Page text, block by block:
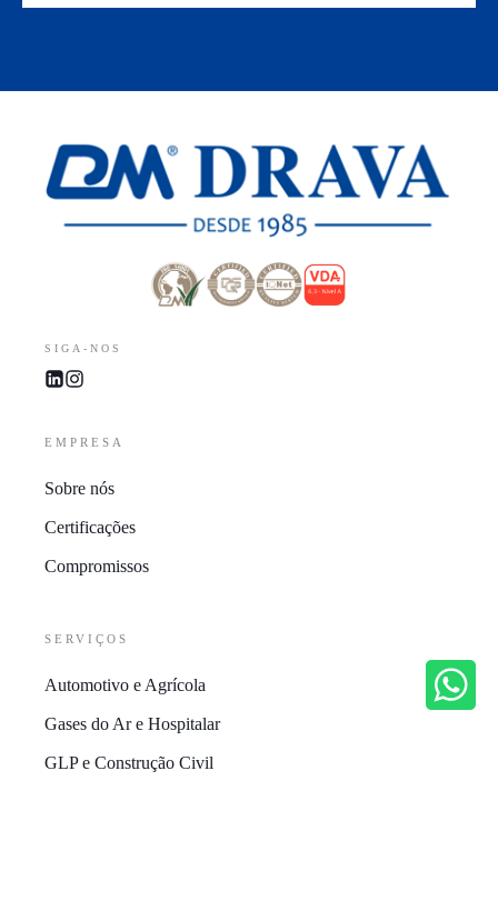
SIGA-NOS
EMPRESA
Sobre nós
Certificações
Compromissos
SERVIÇOS
Automotivo e Agrícola
Gases do Ar e Hospitalar
GLP e Construção Civil